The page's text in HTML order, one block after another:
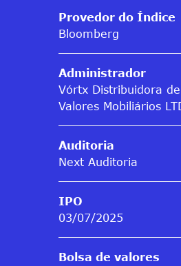
Provedor do Índice
Bloomberg
Administrador
Vórtx Distribuidora
Valores Mobiliários
Auditoria
Next Auditoria
IPO
03/07/2025
Bolsa de valores